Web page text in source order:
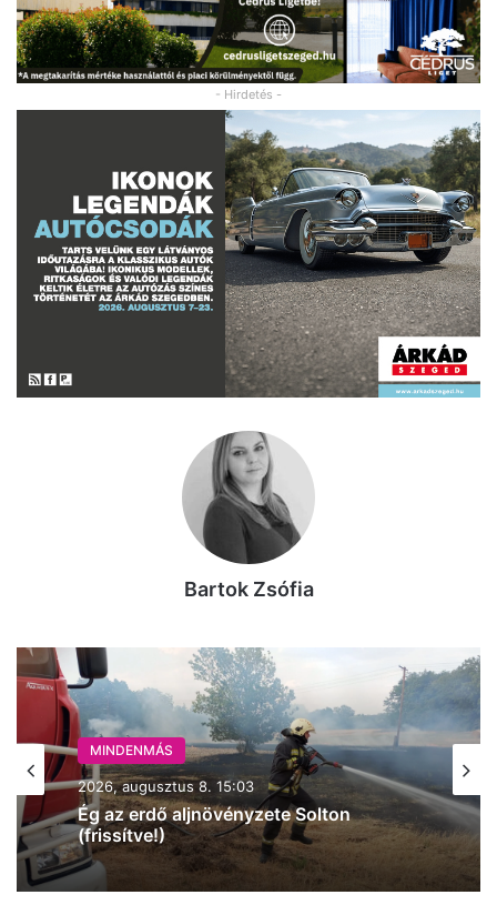
- Hirdetés -
Bartok Zsófia
MINDENMÁS
2026, augusztus 8. 12:14
Durva ráfutásos baleset történt
Kecskemétnél, az M5-ös autópályán